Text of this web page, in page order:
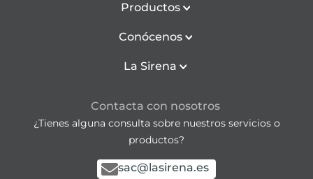
Productos
Conócenos
La Sirena
Contacta con nosotros
¿Tienes alguna consulta sobre nuestros servicios o
productos?
sac@lasirena.es